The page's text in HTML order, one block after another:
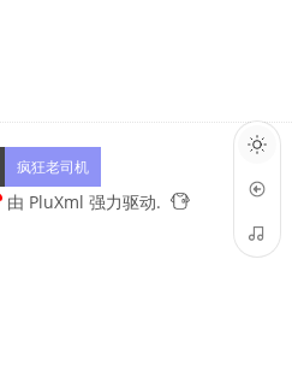
疯狂老司机
由 PluXml 强力驱动.